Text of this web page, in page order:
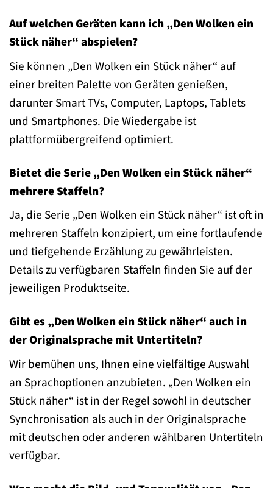
Auf welchen Geräten kann ich „Den Wolken ein
Stück näher“ abspielen?
Sie können „Den Wolken ein Stück näher“ auf
einer breiten Palette von Geräten genießen,
darunter Smart TVs, Computer, Laptops, Tablets
und Smartphones. Die Wiedergabe ist
plattformübergreifend optimiert.
Bietet die Serie „Den Wolken ein Stück näher“
mehrere Staffeln?
Ja, die Serie „Den Wolken ein Stück näher“ ist oft in
mehreren Staffeln konzipiert, um eine fortlaufende
und tiefgehende Erzählung zu gewährleisten.
Details zu verfügbaren Staffeln finden Sie auf der
jeweiligen Produktseite.
Gibt es „Den Wolken ein Stück näher“ auch in
der Originalsprache mit Untertiteln?
Wir bemühen uns, Ihnen eine vielfältige Auswahl
an Sprachoptionen anzubieten. „Den Wolken ein
Stück näher“ ist in der Regel sowohl in deutscher
Synchronisation als auch in der Originalsprache
mit deutschen oder anderen wählbaren Untertiteln
verfügbar.